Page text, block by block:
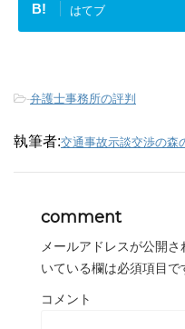
B! はてブ
-弁護士事務所の評判
執筆者:交通事故示談交渉の森
comment
メールアドレスが公開さ
いている欄は必須項目で
コメント